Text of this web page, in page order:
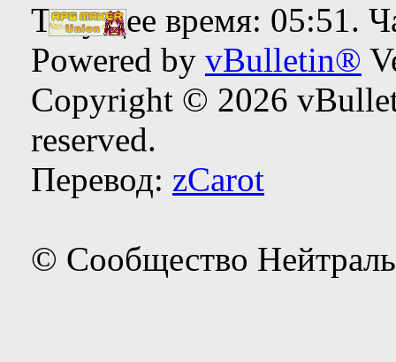
Текущее время: 05:51.
Powered by vBulletin®
Copyright © 2026
reserved.
Перевод: zCarot
© Сообщество